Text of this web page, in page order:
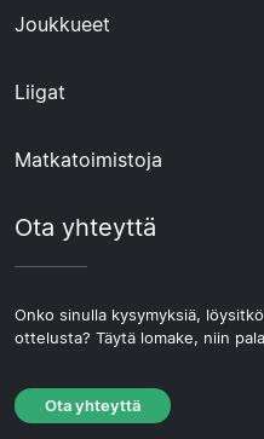
Joukkueet
Liigat
Matkatoimistoja
Ota yhteyttä
Onko sinulla kysymyksiä,
ottelusta? Täytä lomake, niin
Ota yhteyttä